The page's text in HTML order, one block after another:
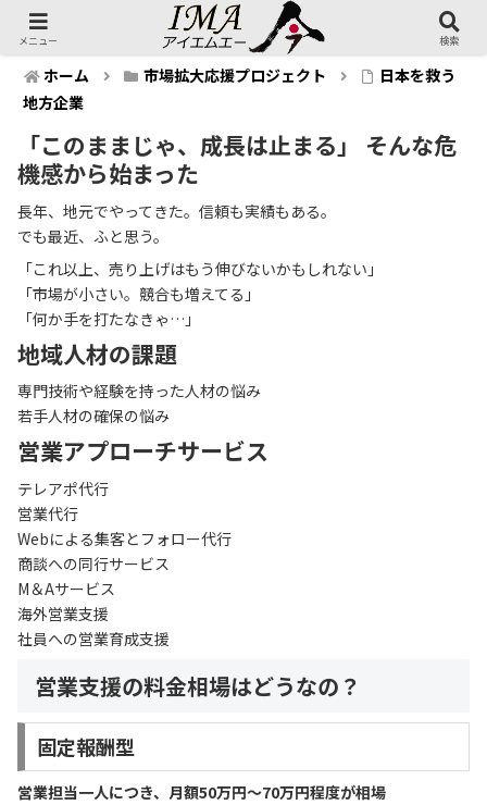
ホーム 市場拡大応援プロジェクト
日本を救う
地方企業
「このままじゃ、成長は止まる」 そんな危
機感から始まった
長年、地元でやってきた。信頼も実績もある。
でも最近、ふと思う。
「これ以上、売り上げはもう伸びないかもしれない」
「市場が小さい。競合も増えてる」
「何か手を打たなきゃ…」
地域人材の課題
専門技術や経験を持った人材の悩み
若手人材の確保の悩み
営業アプローチサービス
テレアポ代行
営業代行
Webによる集客とフォロー代行
商談への同行サービス
M＆Aサービス
海外営業支援
社員への営業育成支援
営業支援の料金相場はどうなの？
固定報酬型
営業担当一人につき、月額50万円〜70万円程度が相場
メニュー 検索